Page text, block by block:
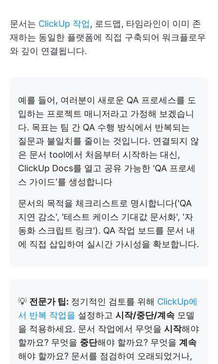
문서는 ClickUp 작업 , 로드맵, 타임라인이 이미 존
재하는 동일한 플랫폼에 직접 구축되어 워크플로우
와 깊이 연결됩니다.
예를 들어, 여러분이 새로운 QA 프로세스를 도
입하는 프로젝트 매니저라고 가정해 보겠습니
다. 목표는 팀 간 QA 수행 방식에서 반복되는
질문과 불일치를 줄이는 것입니다. 연결되지 않
은 문서 tool에서 처음부터 시작하는 대신,
ClickUp Docs를 열고 공유 가능한 'QA 프로세
스 가이드'를 생성합니다
문서의 목적을 체크리스트로 명시합니다('QA
지연 감소', '테스트 케이스 기대값 문서화', '자
동화 스크립트 링크'). QA 작업 보드를 문서 내
에 직접 삽입하여 실시간 가시성을 확보합니다.
💡 전문가 팁: 정기적인 검토를 위해 ClickUp에
서 반복 작업을 설정하고 시작/중단/계속 모델
을 적용하세요. 문서 작업에서 무엇을 시작해야
할까요? 무엇을 중단해야 할까요? 무엇을 계속
해야 할까요? 문서를 점검하여 오래되었거나,